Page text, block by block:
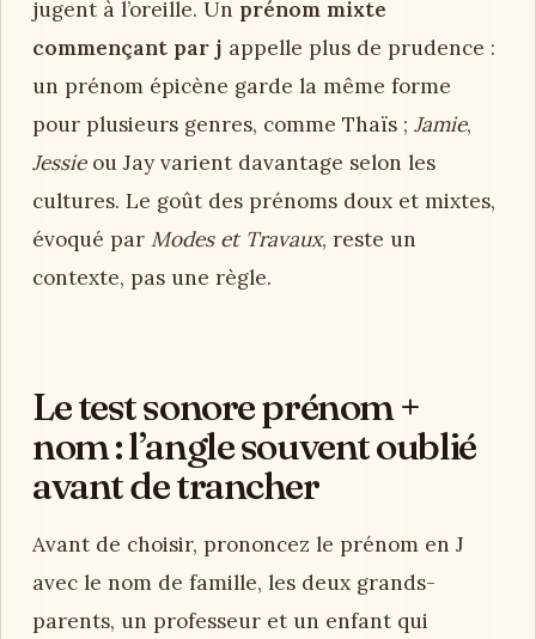
jugent à l’oreille. Un prénom mixte
commençant par j appelle plus de prudence :
un prénom épicène garde la même forme
pour plusieurs genres, comme Thaïs ; Jamie,
Jessieou Jay varient davantage selon les
cultures. Le goût des prénoms doux et mixtes,
évoqué par Modes et Travaux, reste un
contexte, pas une règle.
Le test sonore prénom +
nom : l’angle souvent oublié
avant de trancher
Avant de choisir, prononcez le prénom en J
avec le nom de famille, les deux grands-
parents, un professeur et un enfant qui